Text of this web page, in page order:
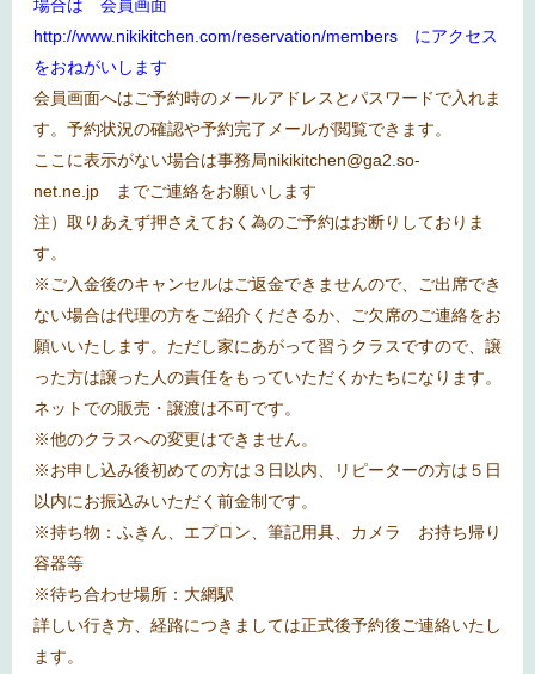
場合は 会員画面
http://www.nikikitchen.com/reservation/members にアクセス
をおねがいします
会員画面へはご予約時のメールアドレスとパスワードで入れま
す。予約状況の確認や予約完了メールが閲覧できます。
ここに表示がない場合は事務局nikikitchen@ga2.so-
net.ne.jp までご連絡をお願いします
注）取りあえず押さえておく為のご予約はお断りしておりま
す。
※ ご入金後のキャンセルはご返金できませんので、ご出席でき
ない場合は代理の方をご紹介くださるか、ご欠席のご連絡をお
願いいたします。ただし家にあがって習うクラスですので、譲
った方は譲った人の責任をもっていただくかたちになります。
ネットでの販売・譲渡は不可です。
※他のクラスへの変更はできません。
※お申し込み後初めての方は３日以内、リピーターの方は５日
以内にお振込みいただく前金制です。
※持ち物：ふきん、エプロン、筆記用具、カメラ お持ち帰り
容器等
※待ち合わせ場所：大網駅
詳しい行き方、経路につきましては正式後予約後ご連絡いたし
ます。